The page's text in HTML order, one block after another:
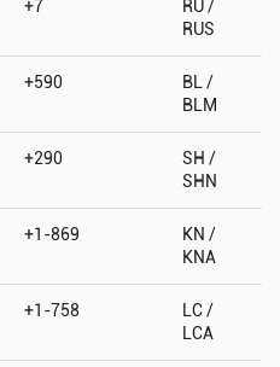
+7
RU /
RUS
+590
BL /
BLM
+290
SH /
SHN
+1-869
KN /
KNA
+1-758
LC /
LCA